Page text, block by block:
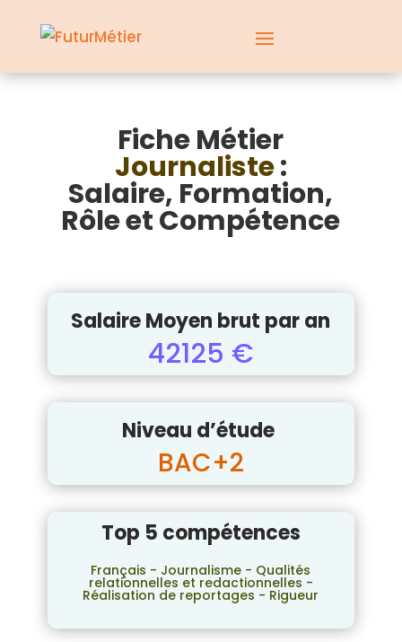
Fiche Métier
Journaliste:
Salaire, Formation,
Rôle et Compétence
Salaire Moyen brut par an
42125 €
Niveau d’étude
BAC+2
Top 5 compétences
Français - Journalisme - Qualités
relationnelles et redactionnelles -
Réalisation de reportages - Rigueur